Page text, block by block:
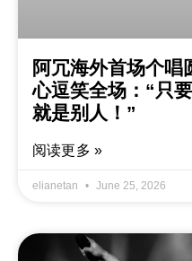
阿冗海外首场个唱
心逗笑全场：“只
就是别人！”
阅读更多 »
elianetan June 25, 2026